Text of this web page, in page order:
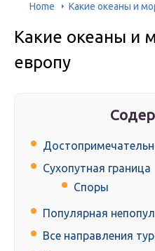
Home Какие океаны и
Какие океаны и
европу
Сухопутная граница
Споры
Популярная
Все направления